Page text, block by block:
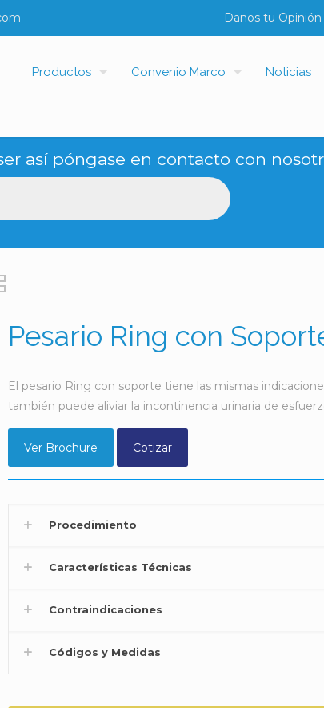
Danos tu Opinión
Productos Convenio Marco Noticias
así póngase en contacto con
Pesario Ring con
El pesario Ring con soporte tiene las mismas
también puede aliviar la incontinencia urinaria de
Ver Brochure Cotizar
Procedimiento
Características Técnicas
Contraindicaciones
Códigos y Medidas